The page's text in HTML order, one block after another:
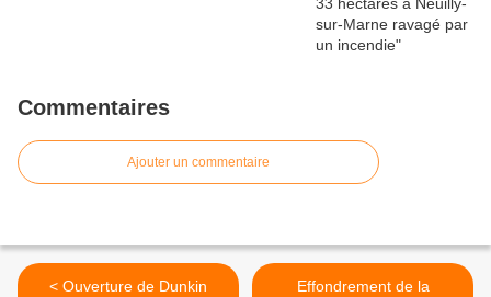
Commentaires
Ajouter un commentaire
< Ouverture de Dunkin
Effondrement de la